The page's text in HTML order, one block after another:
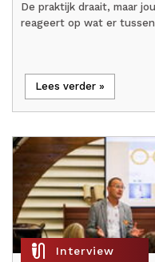
De praktijk draait, maar
reageert op wat er
Lees verder »
mic_external_on Interview